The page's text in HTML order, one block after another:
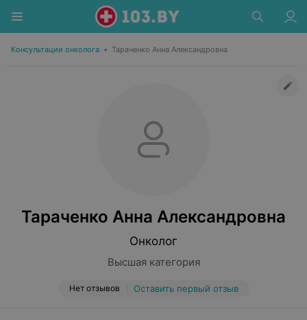
Консультации онколога • Тараченко Анна Александровна
Тараченко Анна Александровна
Онколог
Высшая категория
Нет отзывов Оставить первый отзыв